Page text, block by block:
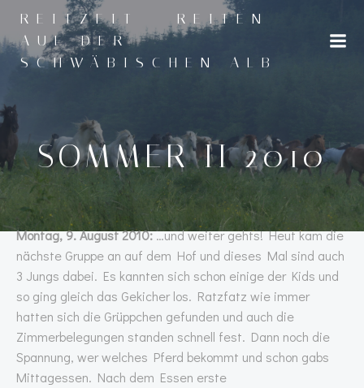
Inhalt
REITZEIT - REITEN
AUF DER
SCHWÄBISCHEN ALB
SOMMER II 2010
Montag, 9. August 2010:…und weiter gehts! Heut kam die
nächste Gruppe an auf dem Hof und dieses Mal sind auch
3 Jungs dabei. Es kannten sich schon einige der Kids und
so ging gleich das Gekicher los. Ratzfatz wie immer
hatten sich die Grüppchen gefunden und auch die
Zimmerbelegungen standen schnell fest. Dann noch die
Spannung, wer welches Pferd bekommt und schon gabs
Mittagessen. Nach dem Essen erste